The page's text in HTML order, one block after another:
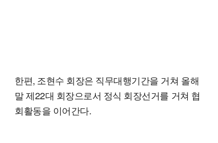
한편, 조현수 회장은 직무대행기간을 거쳐 올해
말 제22대 회장으로서 정식 회장선거를 거쳐 협
회활동을 이어간다.